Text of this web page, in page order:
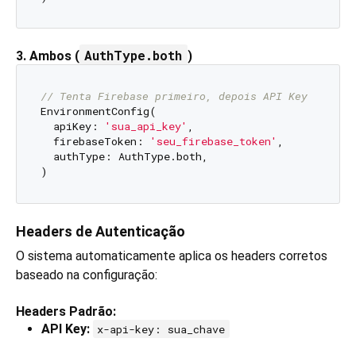
3. Ambos ( AuthType.both )
// Tenta Firebase primeiro, depois API Key
EnvironmentConfig(
  apiKey:
'sua_api_key' ,
  firebaseToken:
'seu_firebase_token' ,
  authType: AuthType.both,
Headers de Autenticação
O sistema automaticamente aplica os headers corretos
baseado na configuração:
Headers Padrão:
API Key: x-api-key: sua_chave